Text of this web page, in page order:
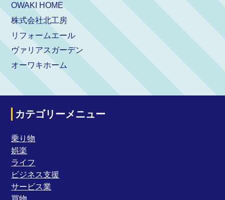
OWAKI HOME
株式会社北工房
リフォームエール
ヴァリアスガーデン
オーワキホーム
カテゴリーメニュー
乗り物
娯楽
ライフ
ビジネス支援
サービス業